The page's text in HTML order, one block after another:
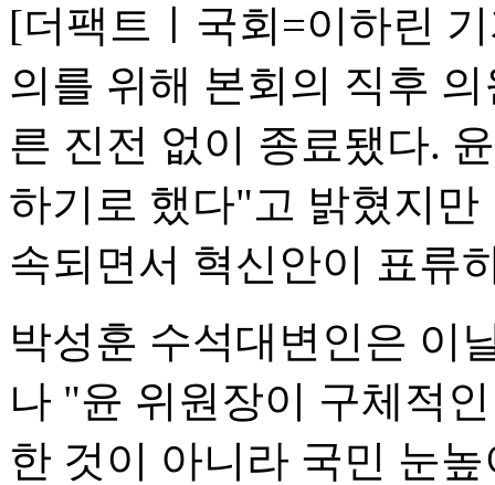
[더팩트ㅣ국회=이하린
의를 위해 본회의 직후
른 진전 없이 종료됐다.
하기로 했다"고 밝혔지
속되면서 혁신안이 표류
박성훈 수석대변인은 이
나 "윤 위원장이 구체적
한 것이 아니라 국민 눈